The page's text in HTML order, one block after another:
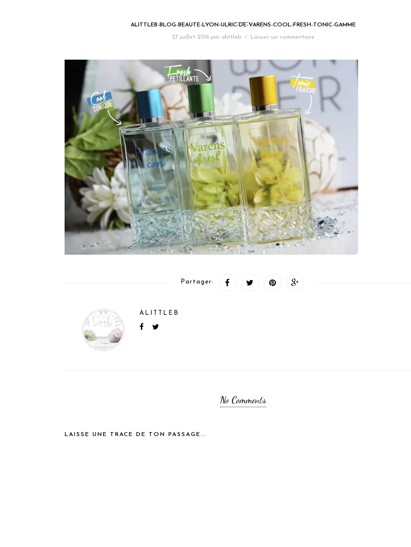
ALITTLEB-BLOG-BEAUTE-LYON-ULRIC-DE-VARENS-COOL-FRESH-TONIC-GAMME
27 juillet 2016 par alittleb / Laisser un commentaire
Partager:
ALITTLEB
No Comments
LAISSE UNE TRACE DE TON PASSAGE...